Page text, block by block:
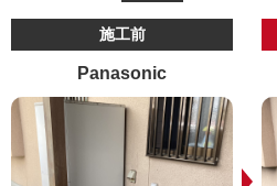
施工前
Panasonic